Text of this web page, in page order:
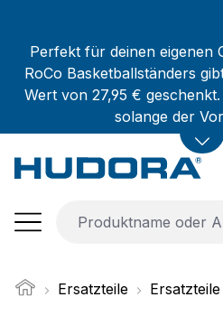
Perfekt für deinen eigenen
RoCo Basketballständers
Wert von 27,95 €
solange der
Ersatzteile